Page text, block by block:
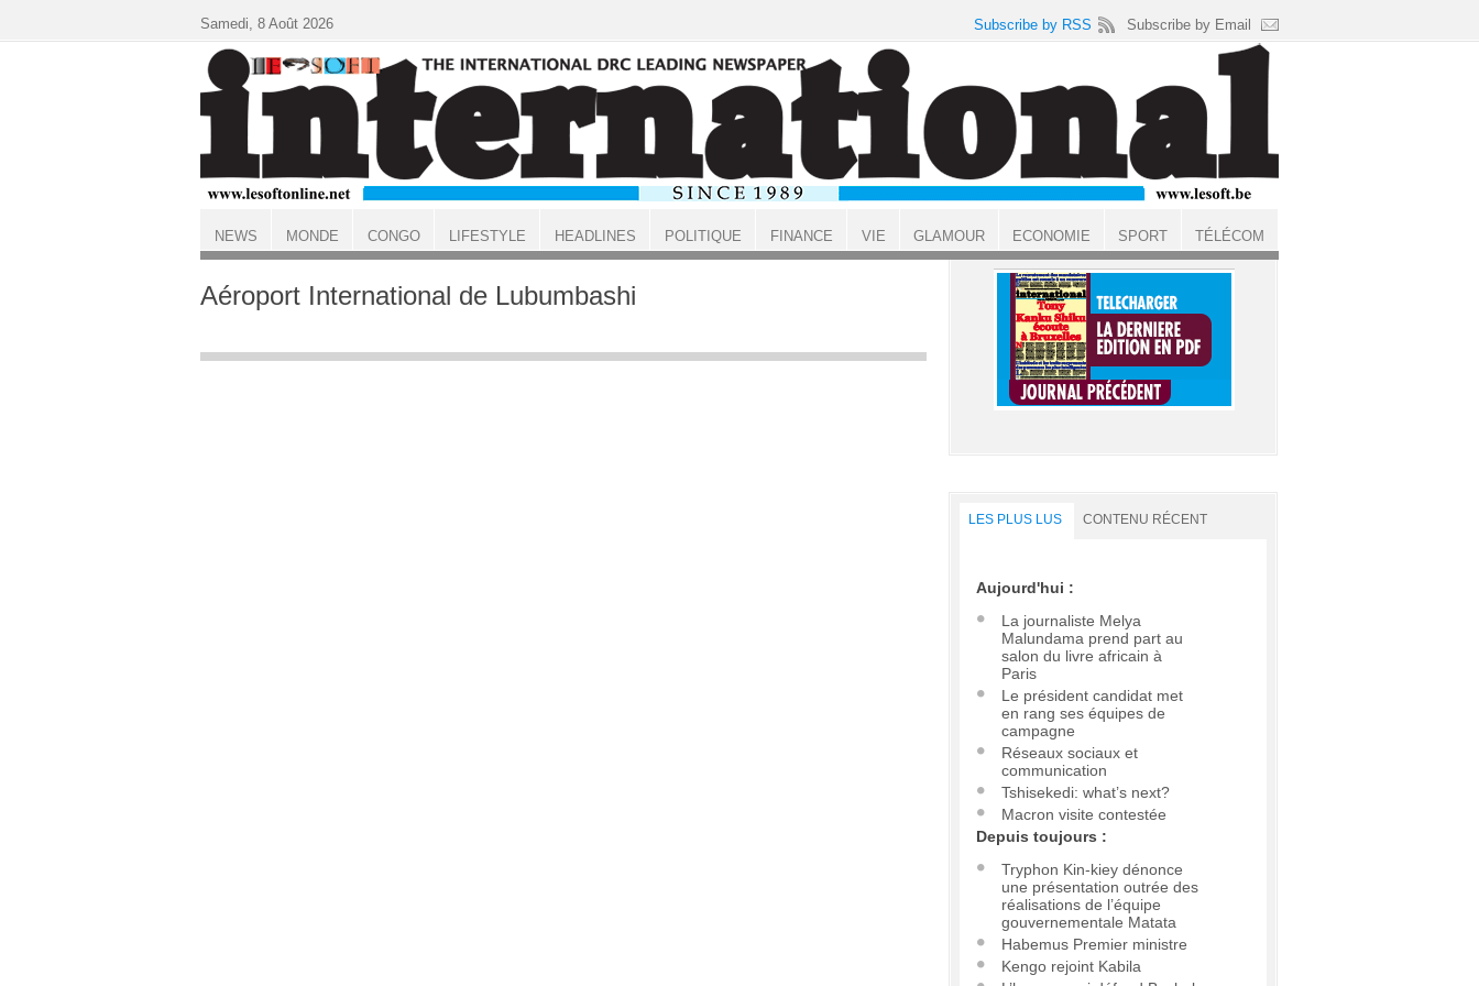
ACCUEIL
Aéroport International de Lubumbashi
LES PLUS LUS CONTENU RÉCENT
Aujourd'hui :
La journaliste Melya
Malundama prend part au
salon du livre africain à
Paris
Le président candidat met
en rang ses équipes de
campagne
Réseaux sociaux et
communication
Tshisekedi: what’s next?
Macron visite contestée
Depuis toujours :
Tryphon Kin-kiey dénonce
une présentation outrée des
réalisations de l’équipe
gouvernementale Matata
Habemus Premier ministre
Kengo rejoint Kabila
Samedi, 8 Août 2026 Subscribe by RSS Subscribe by Email
NEWS MONDE CONGO LIFESTYLE HEADLINES POLITIQUE FINANCE VIE GLAMOUR ECONOMIE SPORT TÉLÉCOM